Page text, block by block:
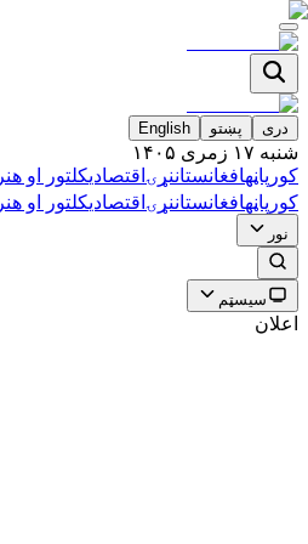
دری پښتو English
شنبه ۱۷ زمری ۱۴۰۵
کورپاڼهافغانستاننړۍ اقتصاديکلتور او هنر
کورپاڼهافغانستاننړۍ اقتصاديکلتور او هنر
نور
سیسټم
اعلان